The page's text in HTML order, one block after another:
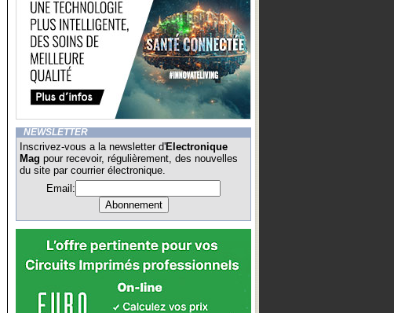
NEWSLETTER
Inscrivez-vous a la newsletter d'Electronique
Mag pour recevoir, régulièrement, des nouvelles
du site par courrier électronique.
Email: